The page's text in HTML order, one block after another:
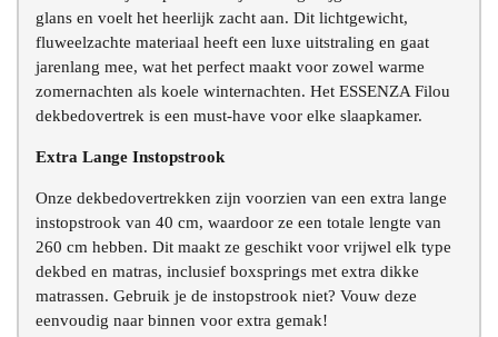
glans en voelt het heerlijk zacht aan. Dit lichtgewicht,
fluweelzachte materiaal heeft een luxe uitstraling en gaat
jarenlang mee, wat het perfect maakt voor zowel warme
zomernachten als koele winternachten. Het ESSENZA Filou
dekbedovertrek is een must-have voor elke slaapkamer.
Extra Lange Instopstrook
Onze dekbedovertrekken zijn voorzien van een extra lange
instopstrook van 40 cm, waardoor ze een totale lengte van
260 cm hebben. Dit maakt ze geschikt voor vrijwel elk type
dekbed en matras, inclusief boxsprings met extra dikke
matrassen. Gebruik je de instopstrook niet? Vouw deze
eenvoudig naar binnen voor extra gemak!